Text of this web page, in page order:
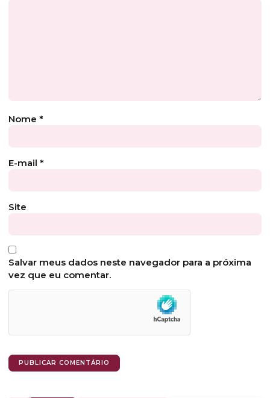
Nome *
E-mail *
Site
Salvar meus dados neste navegador para a próxima
vez que eu comentar.